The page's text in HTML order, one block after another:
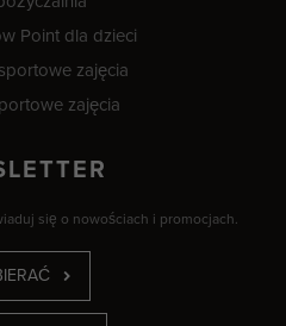
Point dla dzieci
zajęcia
zajęcia
się o nowościach i promocjach.